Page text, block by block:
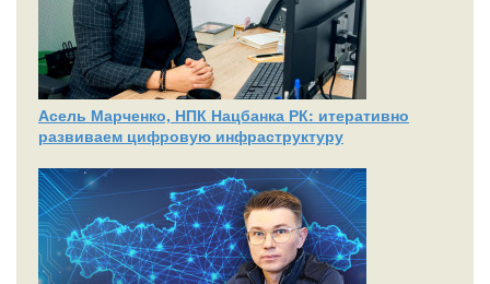
Асель Марченко, НПК Нацбанка РК: итеративно
развиваем цифровую инфраструктуру